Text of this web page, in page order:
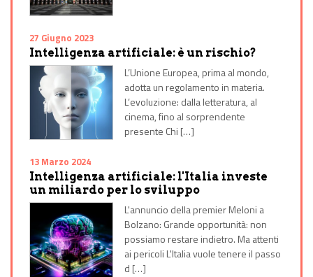
27 Giugno 2023
Intelligenza artificiale: è un rischio?
L’Unione Europea, prima al mondo,
adotta un regolamento in materia.
L’evoluzione: dalla letteratura, al
cinema, fino al sorprendente
presente Chi […]
13 Marzo 2024
Intelligenza artificiale: l'Italia investe
un miliardo per lo sviluppo
L'annuncio della premier Meloni a
Bolzano: Grande opportunità: non
possiamo restare indietro. Ma attenti
ai pericoli L'Italia vuole tenere il passo
d […]